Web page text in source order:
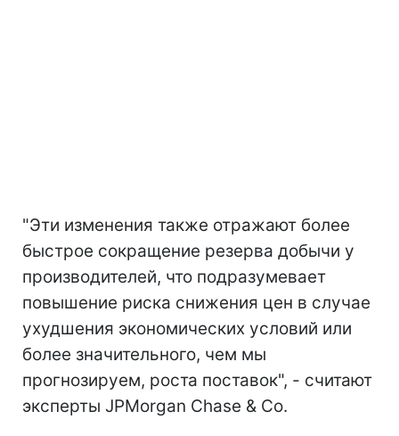
"Эти изменения также отражают более
быстрое сокращение резерва добычи у
производителей, что подразумевает
повышение риска снижения цен в случае
ухудшения экономических условий или
более значительного, чем мы
прогнозируем, роста поставок", - считают
эксперты JPMorgan Chase & Co.